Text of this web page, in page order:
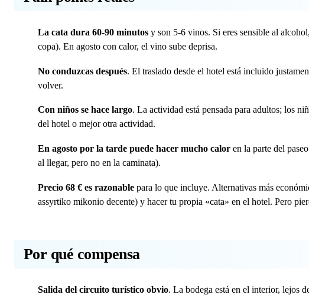
La cata dura 60-90 minutos y son 5-6 vinos. Si eres sensible al
copa). En agosto con calor, el vino sube deprisa.
No conduzcas después. El traslado desde el hotel está incluido
volver.
Con niños se hace largo. La actividad está pensada para adultos; los
del hotel o mejor otra actividad.
En agosto por la tarde puede hacer mucho calor en la parte del
al llegar, pero no en la caminata).
Precio 68 € es razonable para lo que incluye. Alternativas más
assyrtiko mikonio decente) y hacer tu propia «cata» en el hotel. Pero
Por qué compensa
Salida del circuito turístico obvio. La bodega está en el interior, lejos